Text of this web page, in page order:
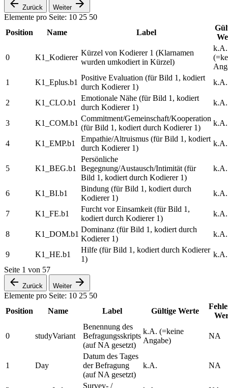
Zurück Weiter
Elemente pro Seite: 10 25 50
Position
Name Label
0 K1_Kodierer
Kürzel von Kodierer 1 (Klarnamen
wurden umkodiert in Kürzel)
k.A.
1
K1_Eplus.b1
Positive Evaluation (für Bild 1, kodiert
durch Kodierer 1)
k.A.
2 K1_CLO.b1
Emotionale Nähe (für Bild 1, kodiert
durch Kodierer 1)
k.A.
3 K1_COM.b1
Commitment/Gemeinschaft/Kooperation
(für Bild 1, kodiert durch Kodierer 1)
k.A.
4 K1_EMP.b1
Empathie/Altruismus (für Bild 1, kodiert
durch Kodierer 1)
k.A.
5 K1_BEG.b1
Persönliche
Begegnung/Austausch/Intimität (für
Bild 1, kodiert durch Kodierer 1)
k.A.
6 K1_BI.b1
Bindung (für Bild 1, kodiert durch
Kodierer 1)
k.A.
7 K1_FE.b1
Furcht vor Einsamkeit (für Bild 1,
kodiert durch Kodierer 1)
k.A.
8 K1_DOM.b1
Dominanz (für Bild 1, kodiert durch
Kodierer 1)
k.A.
9 K1_HE.b1
Hilfe (für Bild 1, kodiert durch Kodierer
1)
k.A.
Seite 1 von 57
Zurück Weiter
Elemente pro Seite: 10 25 50
Position
Name Label Gültige Werte
0 studyVariant
Benennung des
Befragungsskripts
(auf NA gesetzt)
k.A. (=keine
Angabe)
NA
1 Day
Datum des Tages
der Befragung
(auf NA gesetzt)
k.A. NA
Survey- /